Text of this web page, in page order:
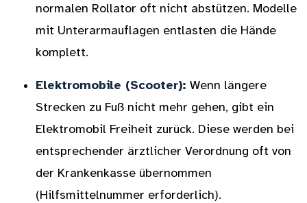
normalen Rollator oft nicht abstützen. Modelle
mit Unterarmauflagen entlasten die Hände
komplett.
Elektromobile (Scooter): Wenn längere
Strecken zu Fuß nicht mehr gehen, gibt ein
Elektromobil Freiheit zurück. Diese werden bei
entsprechender ärztlicher Verordnung oft von
der Krankenkasse übernommen
(Hilfsmittelnummer erforderlich).